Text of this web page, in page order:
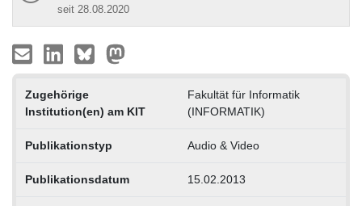
seit 28.08.2020
Zugehörige
Institution(en) am KIT
Fakultät für Informatik
(INFORMATIK)
Publikationstyp Audio & Video
Publikationsdatum 15.02.2013